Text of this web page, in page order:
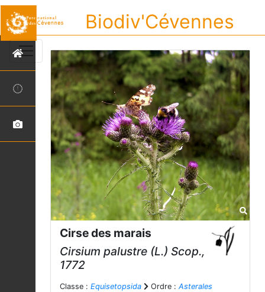
Biodiv'Cévennes
Cirse des marais
Cirsium palustre (L.) Scop.,
1772
Classe : Equisetopsida Ordre : Asterales